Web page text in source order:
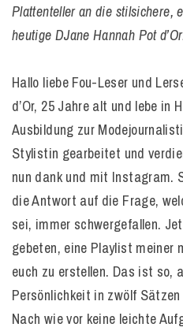
Plattenteller an die stilsichere,
heutige DJane Hannah Pot
Hallo liebe Fou-Leser und
d’Or, 25 Jahre alt und lebe in
Ausbildung zur
Stylistin gearbeitet und
nun dank und mit Instagram.
die Antwort auf die Frage,
sei, immer schwergefallen.
gebeten, eine Playlist meiner
euch zu erstellen. Das ist so,
Persönlichkeit in zwölf
Nach wie vor keine leichte